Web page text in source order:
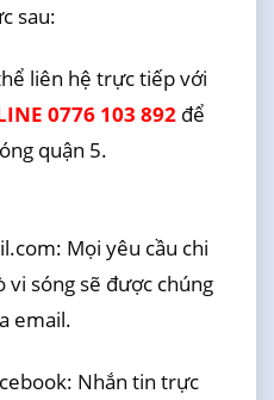
sau:
liên hệ trực tiếp với
0776 103 892để
quận 5.
Mọi yêu cầu chi
vi sóng sẽ được chúng
email.
Nhắn tin trực